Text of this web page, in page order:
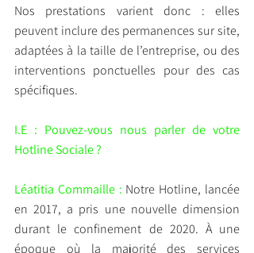
Nos prestations varient donc : elles
peuvent inclure des permanences sur site,
adaptées à la taille de l’entreprise, ou des
interventions ponctuelles pour des cas
spécifiques.
I.E : Pouvez-vous nous parler de votre
Hotline Sociale ?
Léatitia Commaille : Notre Hotline, lancée
en 2017, a pris une nouvelle dimension
durant le confinement de 2020. À une
époque où la majorité des services